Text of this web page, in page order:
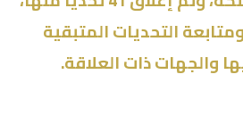
التحديات المتبقية
والجهات ذات العلاقة.